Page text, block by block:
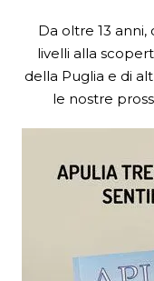
Da oltre 13
livelli alla
della Puglia e di
le nostre